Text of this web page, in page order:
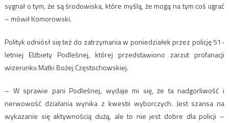
sygnał o tym, że są środowiska, które myślą, że mogą na tym coś ugrać
– mówił Komorowski.
Polityk odniósł się też do zatrzymania w poniedziałek przez policję 51-
letniej Elżbiety Podleśnej, której przedstawiono zarzut profanacji
wizerunku Matki Bożej Częstochowskiej.
– W sprawie pani Podleśnej, wydaje mi się, że ta nadgorliwość i
nerwowość działania wynika z kwestii wyborczych. Jest szansa na
wykazanie się aktywnością dużą, ale to nie jest dobre dla policji –